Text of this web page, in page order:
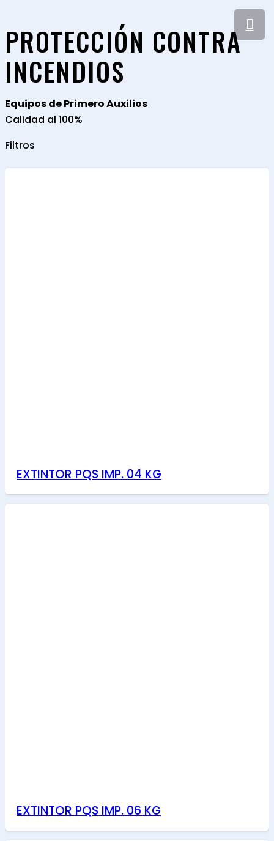
PROTECCIÓN CONTRA
INCENDIOS
Equipos de Primero Auxilios
Calidad al 100%
Filtros
EXTINTOR PQS IMP. 04 KG
EXTINTOR PQS IMP. 06 KG